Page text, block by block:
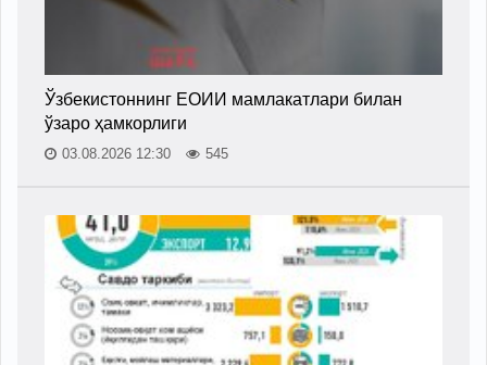
Ўзбекистоннинг ЕОИИ мамлакатлари билан
ўзаро ҳамкорлиги
03.08.2026 12:30 545